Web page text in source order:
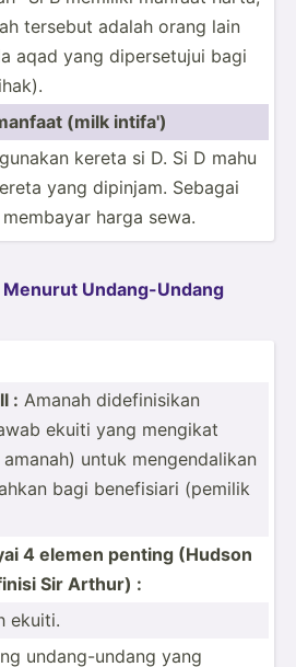
tersebut adalah orang lain
aqad yang dipers­etujui bagi
(milk intifa')
kereta si D. Si D mahu
yang dipinjam. Sebagai
harga sewa.
Undang­-Undang
: Amanah didefi­nisikan
ekuiti yang mengikat
untuk mengen­dalikan
bagi benefi­siari (pemilik
4 elemen penting (Hudson
Sir Arthur) :
ekuiti.
undang­-undang yang